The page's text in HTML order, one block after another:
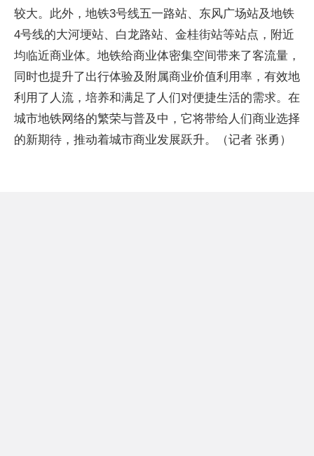
较大。此外，地铁3号线五一路站、东风广场站及地铁
4号线的大河埂站、白龙路站、金桂街站等站点，附近
均临近商业体。地铁给商业体密集空间带来了客流量，
同时也提升了出行体验及附属商业价值利用率，有效地
利用了人流，培养和满足了人们对便捷生活的需求。在
城市地铁网络的繁荣与普及中，它将带给人们商业选择
的新期待，推动着城市商业发展跃升。（记者 张勇）